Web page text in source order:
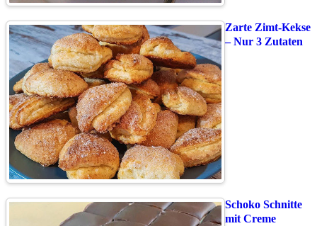
Zarte Zimt-Kekse
– Nur 3 Zutaten
Schoko Schnitte
mit Creme